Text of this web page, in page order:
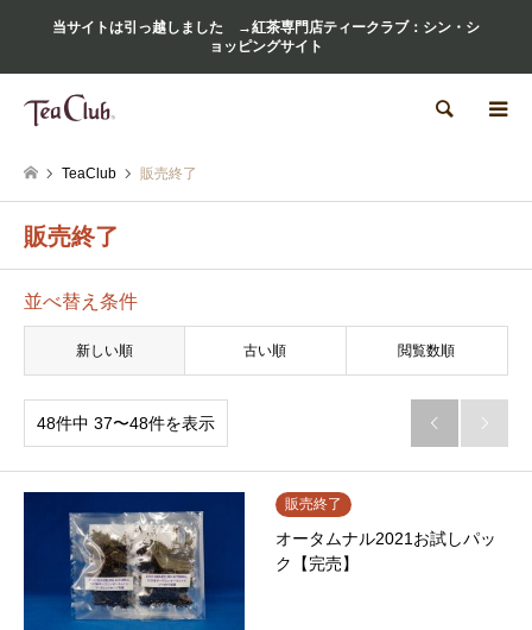
当サイトは引っ越しました →紅茶専門店ティークラブ：シン・シ
ョッピングサイト
検索
TeaClub 販売終了
販売終了
並べ替え条件
新しい順 古い順 閲覧数順
48件中 37〜48件を表示  
販売終了
オータムナル2021お試しパッ
ク【完売】